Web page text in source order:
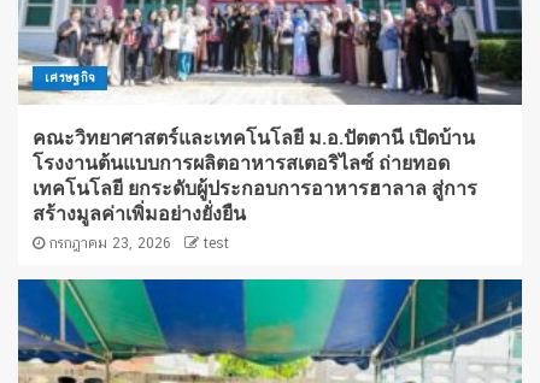
เศรษฐกิจ
คณะวิทยาศาสตร์และเทคโนโลยี ม.อ.ปัตตานี เปิดบ้าน
โรงงานต้นแบบการผลิตอาหารสเตอริไลซ์ ถ่ายทอด
เทคโนโลยี ยกระดับผู้ประกอบการอาหารฮาลาล สู่การ
สร้างมูลค่าเพิ่มอย่างยั่งยืน
กรกฎาคม 23, 2026 test